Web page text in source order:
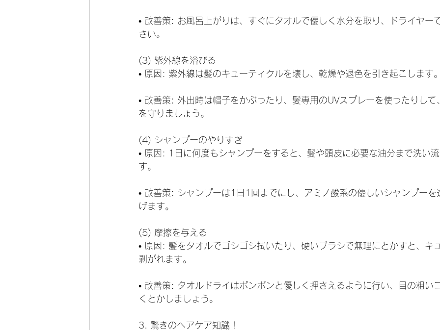
• 改善策: お風呂上がりは、すぐにタオルで優しく水分を取り、ドライヤー
さい。
(3) 紫外線を浴びる
• 原因: 紫外線は髪のキューティクルを壊し、乾燥や退色を引き起こします。
• 改善策: 外出時は帽子をかぶったり、髪専用のUVスプレーを使ったりして
を守りましょう。
(4) シャンプーのやりすぎ
• 原因: 1日に何度もシャンプーをすると、髪や頭皮に必要な油分まで洗い
す。
• 改善策: シャンプーは1日1回までにし、アミノ酸系の優しいシャンプーを
げます。
(5) 摩擦を与える
• 原因: 髪をタオルでゴシゴシ拭いたり、硬いブラシで無理にとかすと、キ
剥がれます。
• 改善策: タオルドライはポンポンと優しく押さえるように行い、目の粗い
くとかしましょう。
3. 驚きのヘアケア知識！